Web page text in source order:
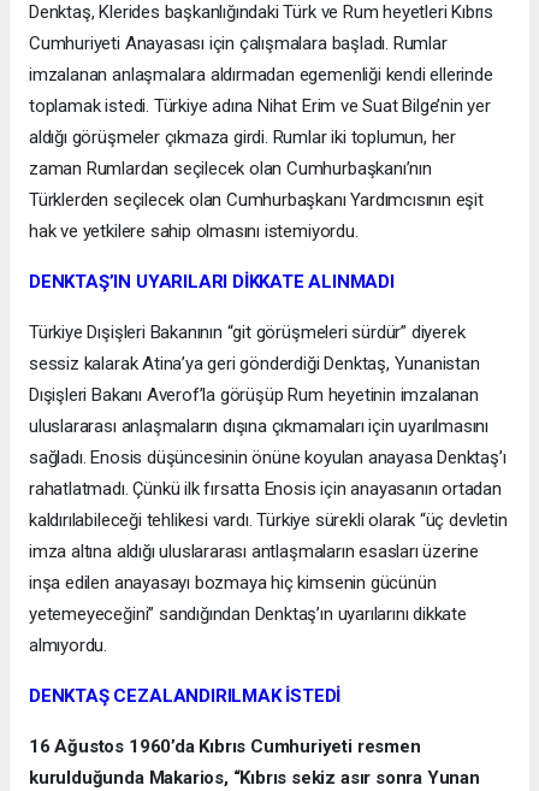
Denktaş, Klerides başkanlığındaki Türk ve Rum heyetleri Kıbrıs
Cumhuriyeti Anayasası için çalışmalara başladı. Rumlar
imzalanan anlaşmalara aldırmadan egemenliği kendi ellerinde
toplamak istedi. Türkiye adına Nihat Erim ve Suat Bilge’nin yer
aldığı görüşmeler çıkmaza girdi. Rumlar iki toplumun, her
zaman Rumlardan seçilecek olan Cumhurbaşkanı’nın
Türklerden seçilecek olan Cumhurbaşkanı Yardımcısının eşit
hak ve yetkilere sahip olmasını istemiyordu.
DENKTAŞ’IN UYARILARI DİKKATE ALINMADI
Türkiye Dışişleri Bakanının “git görüşmeleri sürdür” diyerek
sessiz kalarak Atina’ya geri gönderdiği Denktaş, Yunanistan
Dışişleri Bakanı Averof’la görüşüp Rum heyetinin imzalanan
uluslararası anlaşmaların dışına çıkmamaları için uyarılmasını
sağladı. Enosis düşüncesinin önüne koyulan anayasa Denktaş’ı
rahatlatmadı. Çünkü ilk fırsatta Enosis için anayasanın ortadan
kaldırılabileceği tehlikesi vardı. Türkiye sürekli olarak “üç devletin
imza altına aldığı uluslararası antlaşmaların esasları üzerine
inşa edilen anayasayı bozmaya hiç kimsenin gücünün
yetemeyeceğini” sandığından Denktaş’ın uyarılarını dikkate
almıyordu.
DENKTAŞ CEZALANDIRILMAK İSTEDİ
16 Ağustos 1960’da Kıbrıs Cumhuriyeti resmen
kurulduğunda Makarios, “Kıbrıs sekiz asır sonra Yunan